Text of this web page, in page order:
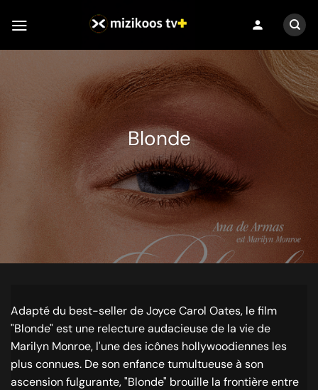
person
Blonde
Adapté du best-seller de Joyce Carol Oates, le film
"Blonde" est une relecture audacieuse de la vie de
Marilyn Monroe, l'une des icônes hollywoodiennes les
plus connues. De son enfance tumultueuse à son
ascension fulgurante, "Blonde" brouille la frontière entre